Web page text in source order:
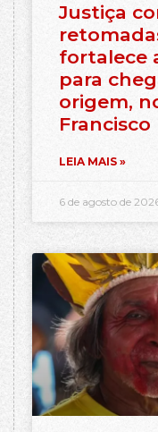
Justiça
fortalece
para
origem,
Francisco
LEIA MAIS »
6 de agosto de